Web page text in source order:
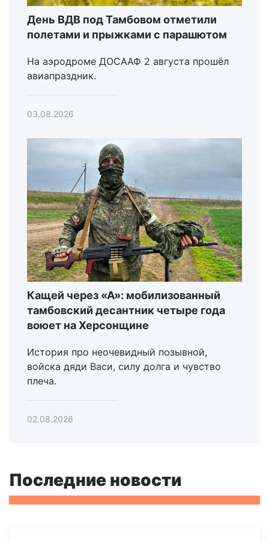
День ВДВ под Тамбовом отметили
полетами и прыжками с парашютом
На аэродроме ДОСААФ 2 августа прошёл
авиапраздник.
03.08.2026
Кащей через «А»: мобилизованный
тамбовский десантник четыре года
воюет на Херсонщине
История про неочевидный позывной,
войска дяди Васи, силу долга и чувство
плеча.
02.08.2026
Последние новости